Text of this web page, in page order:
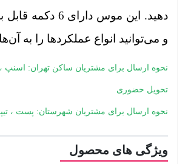
دهید. این موس دارای 6
و می‌توانید انواع عملکرد‌ها را به
نحوه ارسال برای مشتریان ساکن تهران: اسنپ ،
تحویل حضوری
نحوه ارسال برای مشتریان شهرستان: پست ،
ویژگی های محصول